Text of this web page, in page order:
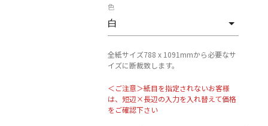
色
全紙サイズ788 x 1091mmから必要なサ
イズに断裁致します。
＜ご注意＞紙目を指定されないお客様
は、短辺×長辺の入力を入れ替えて価格
をご確認下さい